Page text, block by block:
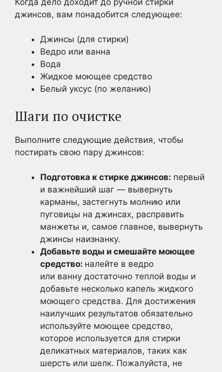
джинсов, вам понадобится следующее:
Джинсы (для стирки)
Ведро или ванна
Вода
Жидкое моющее средство
Белый уксус (по желанию)
Шаги по очистке
Выполните следующие действия, чтобы
постирать свою пару джинсов:
Подготовка к стирке джинсов: первый
и важнейший шаг — вывернуть
карманы, застегнуть молнию или
пуговицы на джинсах, расправить
манжеты и, самое главное, вывернуть
джинсы наизнанку.
Добавьте воды и смешайте моющее
средство: налейте в ведро
или ванну достаточно теплой воды и
добавьте несколько капель жидкого
моющего средства. Для достижения
наилучших результатов обязательно
используйте моющее средство,
которое используется для стирки
деликатных материалов, таких как
шерсть или шелк. Пожалуйста, не